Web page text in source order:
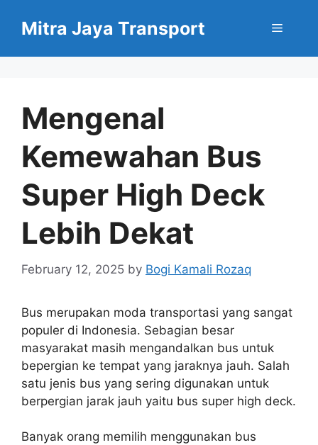
Mitra Jaya Transport Menu
Mengenal
Kemewahan Bus
Super High Deck
Lebih Dekat
February 12, 2025 by Bogi Kamali Rozaq
Bus merupakan moda transportasi yang sangat
populer di Indonesia. Sebagian besar
masyarakat masih mengandalkan bus untuk
bepergian ke tempat yang jaraknya jauh. Salah
satu jenis bus yang sering digunakan untuk
berpergian jarak jauh yaitu bus super high deck.
Banyak orang memilih menggunakan bus